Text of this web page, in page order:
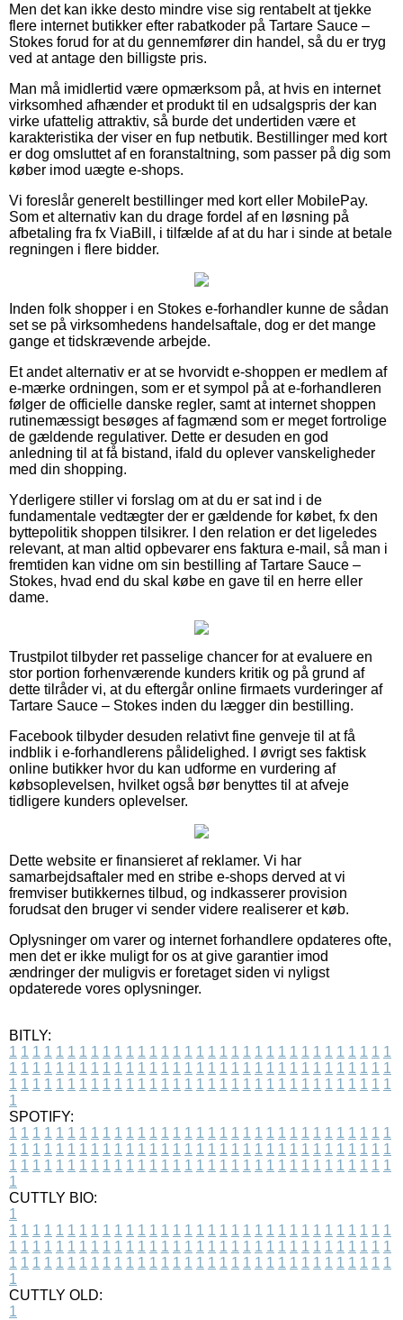
Men det kan ikke desto mindre vise sig rentabelt at tjekke
flere internet butikker efter rabatkoder på Tartare Sauce –
Stokes forud for at du gennemfører din handel, så du er tryg
ved at antage den billigste pris.
Man må imidlertid være opmærksom på, at hvis en internet
virksomhed afhænder et produkt til en udsalgspris der kan
virke ufattelig attraktiv, så burde det undertiden være et
karakteristika der viser en fup netbutik. Bestillinger med kort
er dog omsluttet af en foranstaltning, som passer på dig som
køber imod uægte e-shops.
Vi foreslår generelt bestillinger med kort eller MobilePay.
Som et alternativ kan du drage fordel af en løsning på
afbetaling fra fx ViaBill, i tilfælde af at du har i sinde at betale
regningen i flere bidder.
Inden folk shopper i en Stokes e-forhandler kunne de sådan
set se på virksomhedens handelsaftale, dog er det mange
gange et tidskrævende arbejde.
Et andet alternativ er at se hvorvidt e-shoppen er medlem af
e-mærke ordningen, som er et sympol på at e-forhandleren
følger de officielle danske regler, samt at internet shoppen
rutinemæssigt besøges af fagmænd som er meget fortrolige
de gældende regulativer. Dette er desuden en god
anledning til at få bistand, ifald du oplever vanskeligheder
med din shopping.
Yderligere stiller vi forslag om at du er sat ind i de
fundamentale vedtægter der er gældende for købet, fx den
byttepolitik shoppen tilsikrer. I den relation er det ligeledes
relevant, at man altid opbevarer ens faktura e-mail, så man i
fremtiden kan vidne om sin bestilling af Tartare Sauce –
Stokes, hvad end du skal købe en gave til en herre eller
dame.
Trustpilot tilbyder ret passelige chancer for at evaluere en
stor portion forhenværende kunders kritik og på grund af
dette tilråder vi, at du eftergår online firmaets vurderinger af
Tartare Sauce – Stokes inden du lægger din bestilling.
Facebook tilbyder desuden relativt fine genveje til at få
indblik i e-forhandlerens pålidelighed. I øvrigt ses faktisk
online butikker hvor du kan udforme en vurdering af
købsoplevelsen, hvilket også bør benyttes til at afveje
tidligere kunders oplevelser.
Dette website er finansieret af reklamer. Vi har
samarbejdsaftaler med en stribe e-shops derved at vi
fremviser butikkernes tilbud, og indkasserer provision
forudsat den bruger vi sender videre realiserer et køb.
Oplysninger om varer og internet forhandlere opdateres ofte,
men det er ikke muligt for os at give garantier imod
ændringer der muligvis er foretaget siden vi nyligst
opdaterede vores oplysninger.
BITLY:
1 1 1 1 1 1 1 1 1 1 1 1 1 1 1 1 1 1 1 1 1 1 1 1 1 1 1 1 1 1 1 1 1
1 1 1 1 1 1 1 1 1 1 1 1 1 1 1 1 1 1 1 1 1 1 1 1 1 1 1 1 1 1 1 1 1
1 1 1 1 1 1 1 1 1 1 1 1 1 1 1 1 1 1 1 1 1 1 1 1 1 1 1 1 1 1 1 1 1
1
SPOTIFY:
1 1 1 1 1 1 1 1 1 1 1 1 1 1 1 1 1 1 1 1 1 1 1 1 1 1 1 1 1 1 1 1 1
1 1 1 1 1 1 1 1 1 1 1 1 1 1 1 1 1 1 1 1 1 1 1 1 1 1 1 1 1 1 1 1 1
1 1 1 1 1 1 1 1 1 1 1 1 1 1 1 1 1 1 1 1 1 1 1 1 1 1 1 1 1 1 1 1 1
1
CUTTLY BIO:
1
1 1 1 1 1 1 1 1 1 1 1 1 1 1 1 1 1 1 1 1 1 1 1 1 1 1 1 1 1 1 1 1 1
1 1 1 1 1 1 1 1 1 1 1 1 1 1 1 1 1 1 1 1 1 1 1 1 1 1 1 1 1 1 1 1 1
1 1 1 1 1 1 1 1 1 1 1 1 1 1 1 1 1 1 1 1 1 1 1 1 1 1 1 1 1 1 1 1 1
1
CUTTLY OLD:
1